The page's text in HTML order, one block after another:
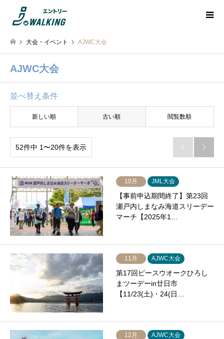
大会・イベント AJWC大会
AJWC大会
並べ替え条件
新しい順 古い順 閲覧数順
52件中 1〜20件を表示  
10月 JML大会
【事前申込期間終了】第23回
瀬戸内しまなみ海道スリーデー
マーチ【2025年1…
11月 AJWC大会
第17回ピースウオークひろし
まツーデーin廿日市
【11/23(土)・24(日…
12月 AJWC大会